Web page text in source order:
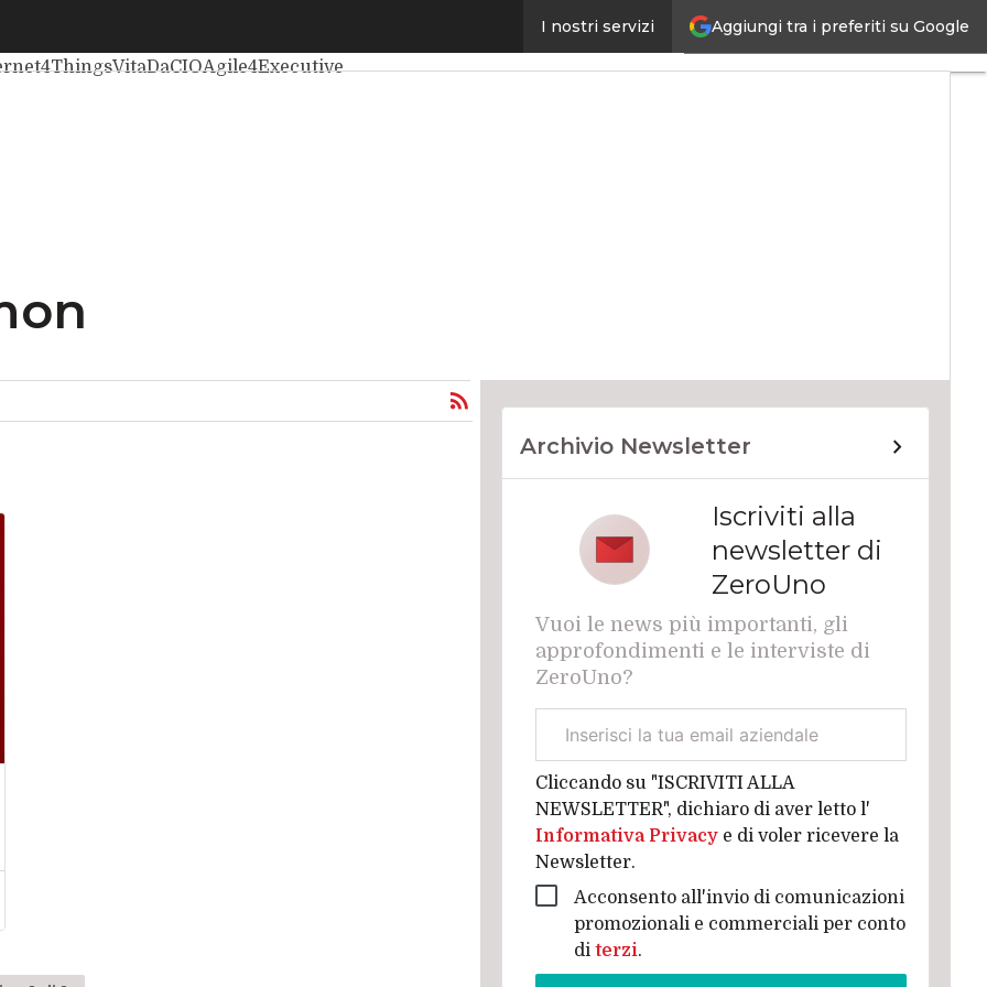
Aggiungi tra i preferiti su Google
I nostri servizi
Data Center
VitaDaCIOAgile4Executive
Archivio Newsletter
Iscriviti alla
newsletter di
ZeroUno
Vuoi le news più importanti, gli
approfondimenti e le interviste di
ZeroUno?
aziendale
Cliccando su "ISCRIVITI ALLA
NEWSLETTER", dichiaro di aver letto l'
Informativa Privacy e di voler ricevere la
Newsletter.
Acconsento all'invio di comunicazioni
promozionali e commerciali per conto
diterzi.